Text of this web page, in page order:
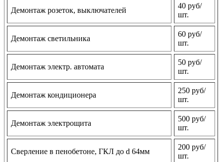
Демонтаж розеток, выключателей
40 руб/
шт.
Демонтаж светильника
60 руб/
шт.
Демонтаж электр. автомата
50 руб/
шт.
Демонтаж кондиционера
250 руб/
шт.
Демонтаж электрощита
500 руб/
шт.
Сверление в пенобетоне, ГКЛ до d 64мм
200 руб/
шт.